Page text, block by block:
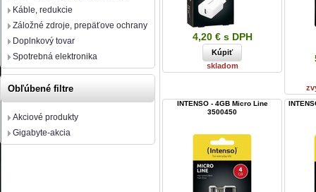
Káble, redukcie
Záložné zdroje, prepäťove ochrany
Doplnkový tovar
Spotrebná elektronika
Obľúbené filtre
Akciové produkty
Gigabyte-akcia
4,20 € s DPH
skladom
INTENSO - 4GB Micro Line
3500450